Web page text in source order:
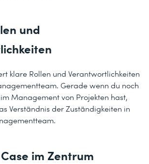
und
klare Rollen und Verantwortlichkeiten
Gerade wenn du noch
Management von Projekten hast,
Verständnis der Zuständigkeiten in
im Zentrum